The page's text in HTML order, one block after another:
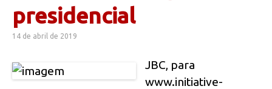
presidencial
14 de abril de 2019
JBC, para
www.initiative-